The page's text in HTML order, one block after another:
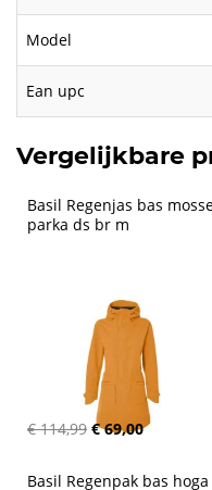
Model
Ean upc
Vergelijkbare
Basil Regenjas bas
parka ds br m
€ 114,99 € 69,00
Basil Regenpak bas